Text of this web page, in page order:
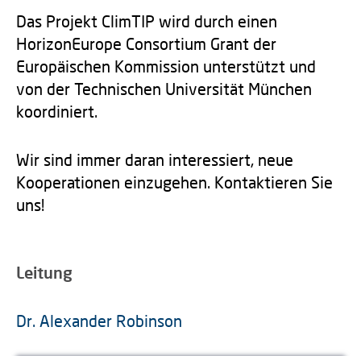
Das Projekt ClimTIP wird durch einen
HorizonEurope Consortium Grant der
Europäischen Kommission unterstützt und
von der Technischen Universität München
koordiniert.
Wir sind immer daran interessiert, neue
Kooperationen einzugehen. Kontaktieren Sie
uns!
Leitung
Dr. Alexander Robinson